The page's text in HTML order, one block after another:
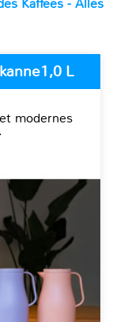
Kaffees - Alles
L
modernes